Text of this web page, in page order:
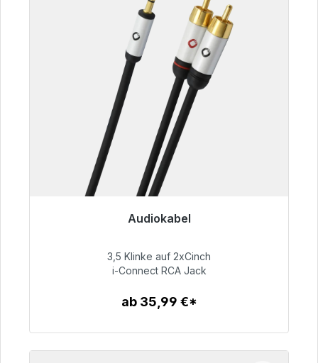
Audiokabel
51,99 €
3,5 Klinke auf 2xCinch
i-Connect RCA Jack
ab 35,99 €*